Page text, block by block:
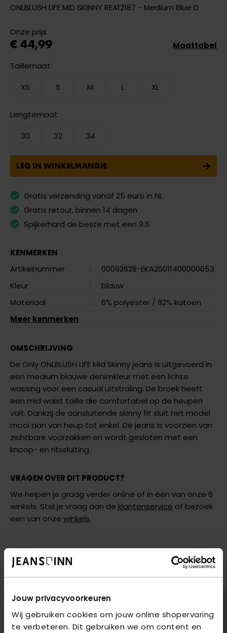
Jouw privacyvoorkeuren
Wij gebruiken cookies om jouw online shopervaring
te verbeteren. Dit gebruiken we om content en
ONLBLUSH LIFE MID SKINNY REA12187 - Medium Blue D
Onze prijs
€ 44,99
Taillemaat
XS
S M L XL
Lengtemaat
30
32 34
Maattabel
LEG IN WINKELMANDJE
Gratis verzending vanaf 25 euro in NL
Gratis retour, binnen 14 dagen
Spijkerhard de beste met een 9.5
KENMERKEN
Artikelnummer
:
00092628-EKA26011400000053
Kleur
:
blauw
Materiaal
: 6% polyester / 92% katoen
Meer kenmerken
OMSCHRIJVING
De Only ONLBLUSH LIFE Mid Skinny jeans is uitgevoerd in
een medium blauwe denimkleur met een lichte
wassing voor een casual uitstraling. De broek heeft
een mid waist taille die comfortabel op de heupen
valt. Dankzij de aansluitende skinny fit sluit het model
mooi aan van heup tot enkel. De jeans is voorzien van
zichtbare voorzakken en wordt gesloten met een
knoop- en ritssluiting.
VRAGEN OVER DIT PRODUCT?
We helpen je graag verder online of in één van onze 6
winkels. Stel je vraag aan de klantenservice of bezoek
een van onze winkels.
AANBEVOLEN VOOR JOU
Shop hier de meest recente jeans van Only
2 €85